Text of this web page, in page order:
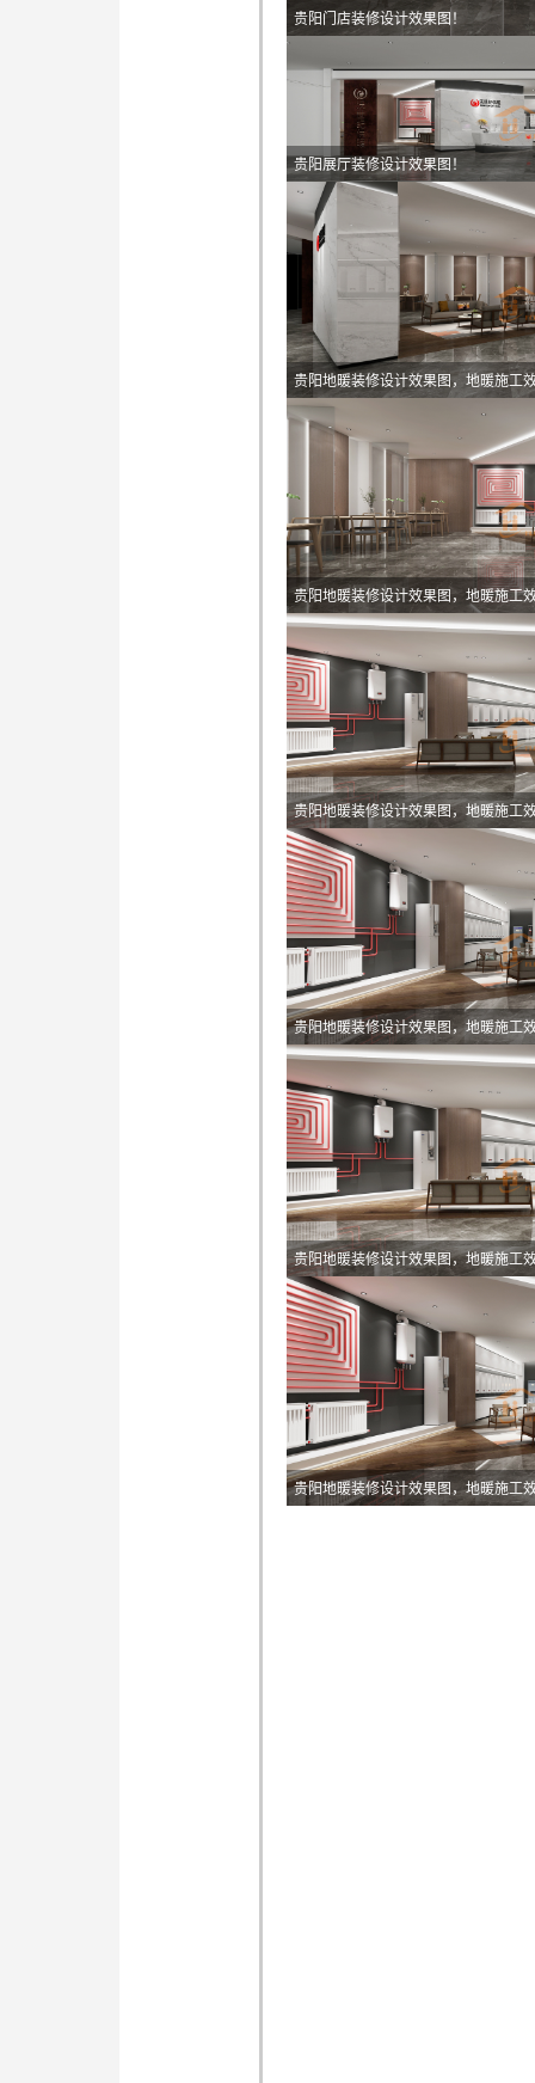
贵阳门店装修设计效果图！
贵阳展厅装修设计效果图！
贵阳地暖装修设计效果图，地暖施工
贵阳地暖装修设计效果图，地暖施工
贵阳地暖装修设计效果图，地暖施工
贵阳地暖装修设计效果图，地暖施工
贵阳地暖装修设计效果图，地暖施工
贵阳地暖装修设计效果图，地暖施工